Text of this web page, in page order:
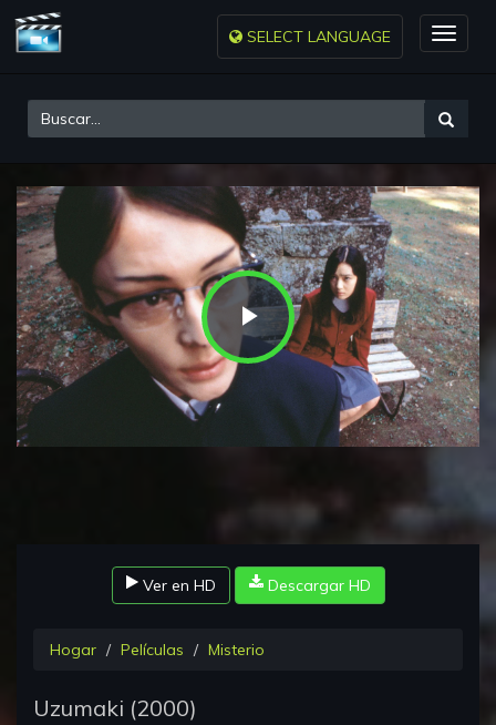
Toggle
SELECT LANGUAGE
Play
Video
Ver en HD Descargar HD
Hogar Películas Misterio
Uzumaki (2000)